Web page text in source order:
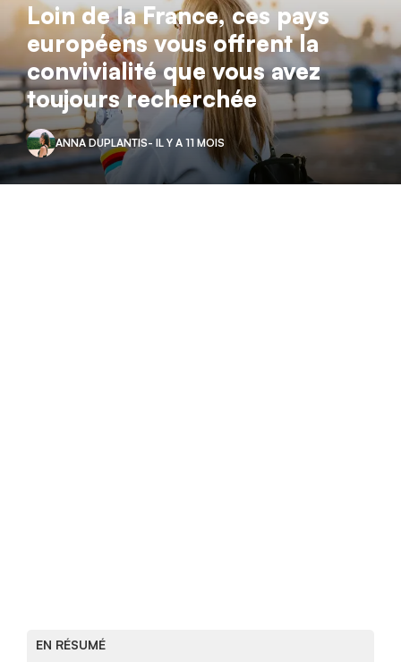
Loin de la France, ces pays
européens vous offrent la
convivialité que vous avez
toujours recherchée
ANNA DUPLANTIS- IL Y A 11 MOIS
EN RÉSUMÉ